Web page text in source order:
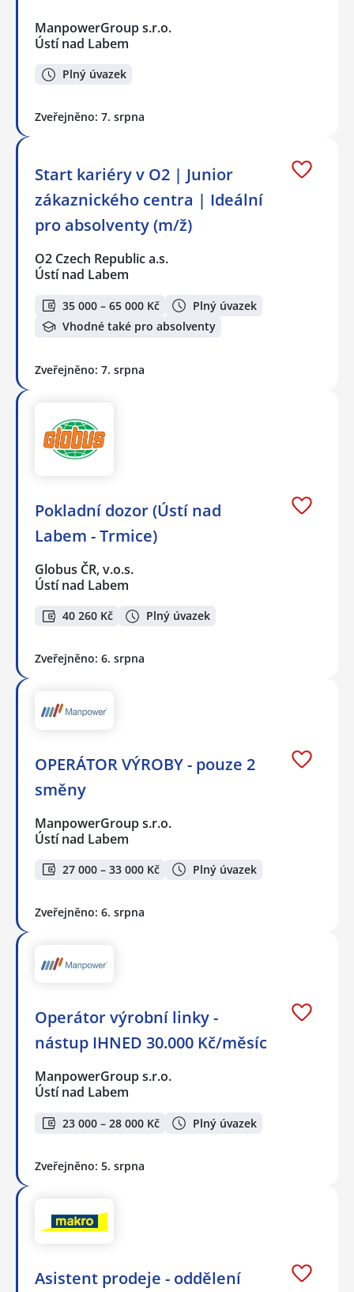
ManpowerGroup s.r.o.
Ústí nad Labem
Plný úvazek
Zveřejněno: 7. srpna
Start kariéry v O2 | Junior
zákaznického centra | Ideální
pro absolventy (m/ž)
O2 Czech Republic a.s.
Ústí nad Labem
35 000 – 65 000 Kč
Plný úvazek
Vhodné také pro absolventy
Zveřejněno: 7. srpna
Pokladní dozor (Ústí nad
Labem - Trmice)
Globus ČR, v.o.s.
Ústí nad Labem
40 260 Kč Plný úvazek
Zveřejněno: 6. srpna
OPERÁTOR VÝROBY - pouze 2
směny
ManpowerGroup s.r.o.
Ústí nad Labem
27 000 – 33 000 Kč Plný úvazek
Zveřejněno: 6. srpna
Operátor výrobní linky -
nástup IHNED 30.000 Kč/měsíc
ManpowerGroup s.r.o.
Ústí nad Labem
23 000 – 28 000 Kč Plný úvazek
Zveřejněno: 5. srpna
Asistent prodeje - oddělení